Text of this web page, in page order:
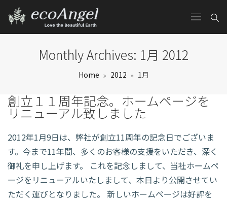
Monthly Archives: 1月 2012
Home 2012 1月
創立１１周年記念。ホームページを
リニューアル致しました
2012年1月9日は、弊社が創立11周年の記念日でございま
す。今まで11年間、多くのお客様の支援をいただき、深く
御礼を申し上げます。 これを記念しまして、当社ホームペ
ージをリニューアルいたしまして、本日より公開させてい
ただく運びとなりました。 新しいホームページは好評を